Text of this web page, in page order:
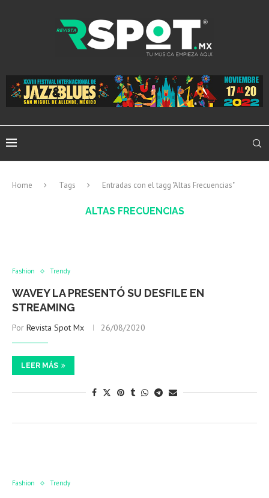
Home Tags Entradas con el tagg "Altas Frecuencias"
ALTAS FRECUENCIAS
Fashion Trendy
WAVEY LA PRESENTÓ SU DESFILE EN
STREAMING
Por Revista Spot Mx 26/08/2020
LEER MÁS
Fashion Trendy